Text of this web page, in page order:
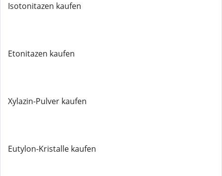
Isotonitazen kaufen
Etonitazen kaufen
Xylazin-Pulver kaufen
Eutylon-Kristalle kaufen